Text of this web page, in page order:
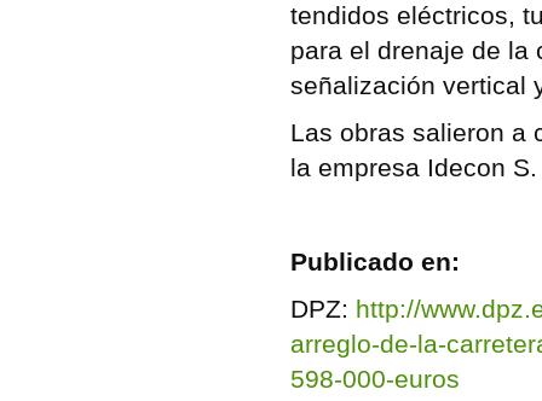
tendidos eléctricos,
para el drenaje de la
señalización vertical
Las obras salieron a
la empresa Idecon
Publicado en:
DPZ: http://
arreglo-de-la-
598-000-euros